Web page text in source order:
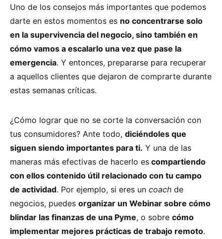
Uno de los consejos más importantes que podemos
darte en estos momentos es no concentrarse solo
en la supervivencia del negocio, sino también en
cómo vamos a escalarlo una vez que pase la
emergencia. Y entonces, prepararse para recuperar
a aquellos clientes que dejaron de comprarte durante
estas semanas críticas.
¿Cómo lograr que no se corte la conversación con
tus consumidores? Ante todo, diciéndoles que
siguen siendo importantes para ti. Y una de las
maneras más efectivas de hacerlo es compartiendo
con ellos contenido útil relacionado con tu campo
de actividad. Por ejemplo, si eres un coach de
negocios, puedes organizar un Webinar sobre cómo
blindar las finanzas de una Pyme, o sobre cómo
implementar mejores prácticas de trabajo remoto.